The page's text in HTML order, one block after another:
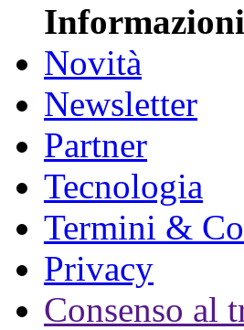
Informazioni
Novità
Newsletter
Partner
Tecnologia
Termini &
Privacy
Consenso al